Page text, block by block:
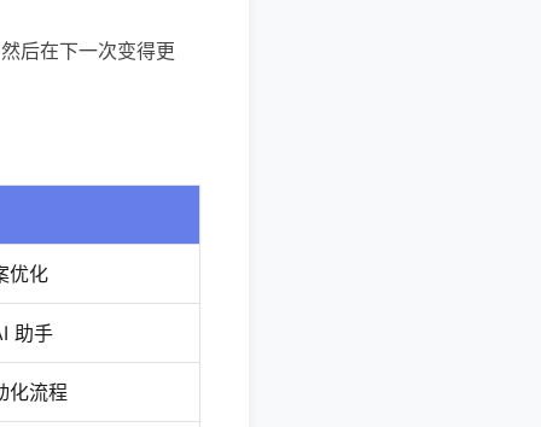
后在下一次变得更
优化
助手
化流程